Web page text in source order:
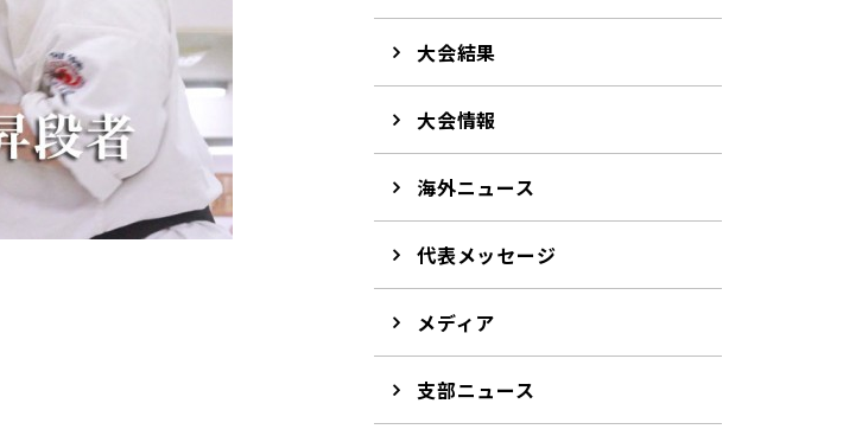
大会結果
大会情報
海外ニュース
代表メッセージ
メディア
支部ニュース